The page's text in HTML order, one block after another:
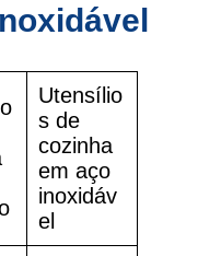
Utensílio
s de
cozinha
em aço
inoxidáv
el